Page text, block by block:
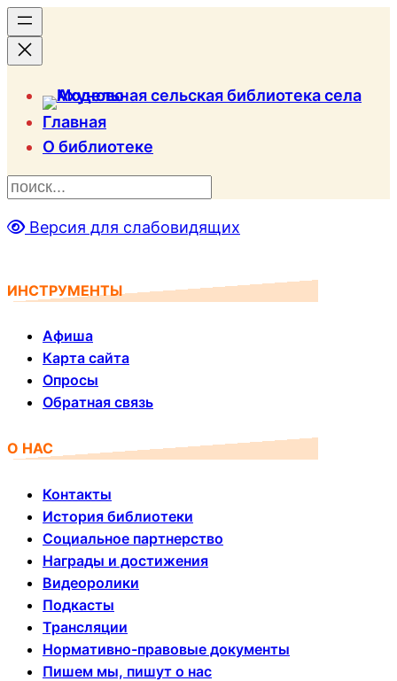
Главная
О библиотеке
П
и
к
Версия для слабовидящих
ИНСТРУМЕНТЫ
Афиша
Карта сайта
Опросы
Обратная связь
О НАС
Контакты
История библиотеки
Социальное партнерство
Награды и достижения
Видеоролики
Подкасты
Трансляции
Нормативно-правовые документы
Пишем мы, пишут о нас